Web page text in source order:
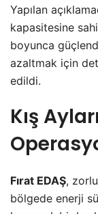
Yapılan
kapasitesine
boyunca
azaltmak için
edildi.
Kış
Fırat EDAŞ,
bölgede enerji